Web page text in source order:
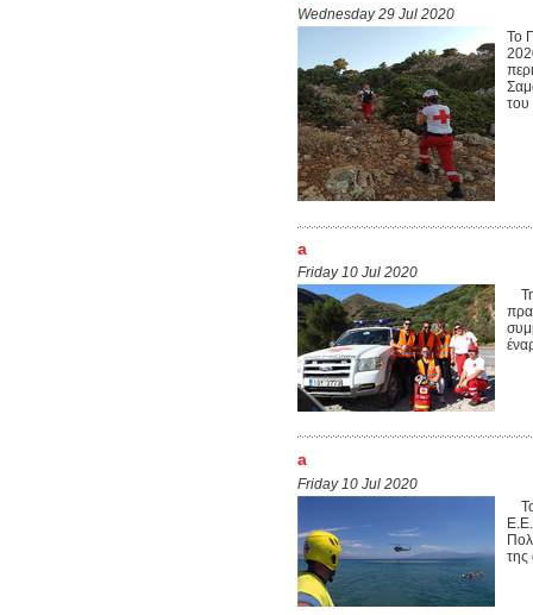
Wednesday 29 Jul 2020
Το
του
a
Friday 10 Jul 2020
a
Friday 10 Jul 2020
της